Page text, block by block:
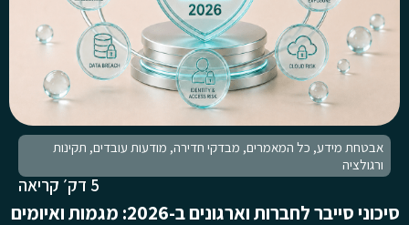
אבטחת מידע, כל המאמרים, מבדקי חדירה, מודעות עובדים, תקינות
ורגולציה
5 דק׳ קריאה
סיכוני סייבר לחברות וארגונים ב-2026: מגמות ואיומים